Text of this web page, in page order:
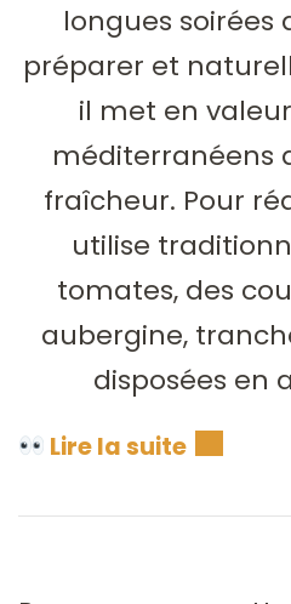
longues soirées
préparer et
il met en
méditerranéens
fraîcheur. Pour
utilise
tomates, des
aubergine,
disposées en
Lire la suite